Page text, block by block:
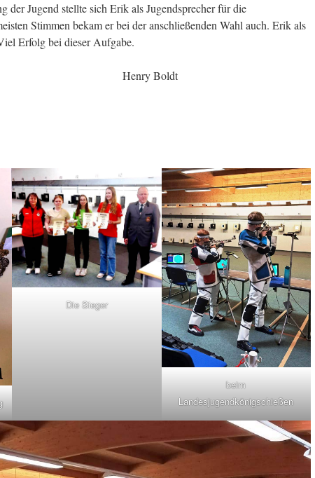
der Jugend stellte sich Erik als Jugendsprecher für die
Stimmen bekam er bei der anschließenden Wahl auch. Erik als
Viel Erfolg bei dieser Aufgabe.
Henry Boldt
Die Sieger
beim
Landesjugendkönigschießen